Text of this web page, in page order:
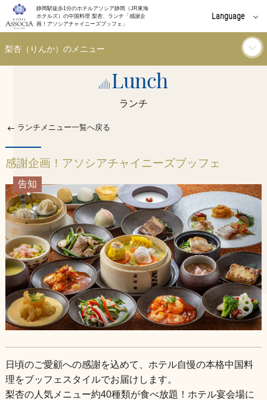
静岡駅徒歩1分のホテルアソシア静岡（JR東海
ホテルズ）の中国料理 梨杏、ランチ「感謝企
画！アソシアチャイニーズブッフェ」
Language
梨杏（りんか）のメニュー
ご利用シーン
お知らせ
イベント
個室
店舗情報
Lunch
ランチ
ランチメニュー一覧へ戻る
感謝企画！アソシアチャイニーズブッフェ
告知
日頃のご愛顧への感謝を込めて、ホテル自慢の本格中国料
理をブッフェスタイルでお届けします。
梨杏の人気メニュー約40種類が食べ放題！ホテル宴会場に